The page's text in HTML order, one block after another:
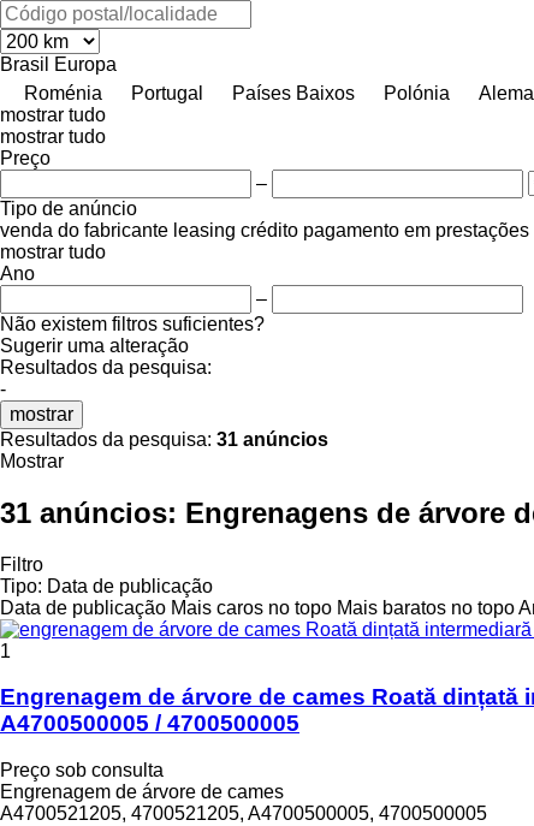
Brasil
Europa
Roménia
Portugal Países Baixos Polónia
mostrar tudo
mostrar tudo
Preço
–
Tipo de anúncio
venda do fabricante leasing crédito pagamento em prestações
mostrar tudo
Ano
–
Não existem filtros suficientes?
Sugerir uma alteração
Resultados da pesquisa:
-
mostrar
Resultados da pesquisa: 31 anúncios
Mostrar
31 anúncios: Engrenagens de árvore
Filtro
Tipo: Data de publicação
Data de publicação Mais caros no topo Mais baratos no topo
1
Engrenagem de árvore de cames Roată dințată
A4700500005 / 4700500005
Preço sob consulta
Engrenagem de árvore de cames
A4700521205, 4700521205, A4700500005, 4700500005